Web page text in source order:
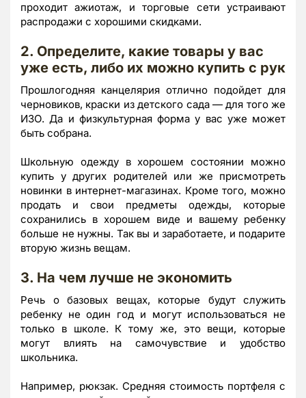
проходит ажиотаж, и торговые сети устраивают
распродажи с хорошими скидками.
2. Определите, какие товары у вас
уже есть, либо их можно купить с рук
Прошлогодняя канцелярия отлично подойдет для
черновиков, краски из детского сада — для того же
ИЗО. Да и физкультурная форма у вас уже может
быть собрана.
Школьную одежду в хорошем состоянии можно
купить у других родителей или же присмотреть
новинки в интернет-магазинах. Кроме того, можно
продать и свои предметы одежды, которые
сохранились в хорошем виде и вашему ребенку
больше не нужны. Так вы и заработаете, и подарите
вторую жизнь вещам.
3. На чем лучше не экономить
Речь о базовых вещах, которые будут служить
ребенку не один год и могут использоваться не
только в школе. К тому же, это вещи, которые
могут влиять на самочувствие и удобство
школьника.
Например, рюкзак. Средняя стоимость портфеля с